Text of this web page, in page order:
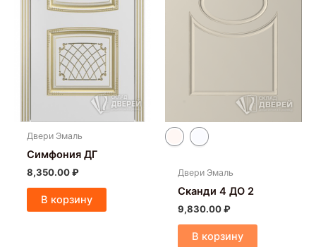
Двери Эмаль
Симфония ДГ
8,350.00₽
В корзину
Двери Эмаль
Сканди 4 ДО 2
9,830.00₽
В корзину